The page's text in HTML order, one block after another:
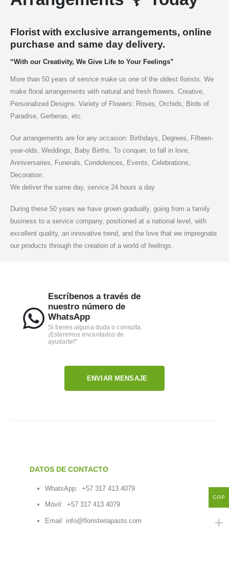
Florist with exclusive arrangements, online
purchase and same day delivery.
“With our Creativity, We Give Life to Your Feelings”
More than 50 years of service make us one of the oldest florists. We
make floral arrangements with natural and fresh flowers. Creative,
Personalized Designs. Variety of Flowers: Roses, Orchids, Birds of
Paradise, Gerberas, etc.
Our arrangements are for any occasion: Birthdays, Degrees, Fifteen-
year-olds, Weddings, Baby Births, To conquer, to fall in love,
Anniversaries, Funerals, Condolences, Events, Celebrations,
Decoration.
We deliver the same day, service 24 hours a day
During these 50 years we have grown gradually, going from a family
business to a service company, positioned at a national level, with
excellent quality, an innovative trend, and the love that we impregnate
our products through the creation of a world of feelings.
Escríbenos a través de
nuestro número de
WhatsApp
Si tienes alguna duda o consulta.
¡Estaremos encantados de
ayudarte!"
ENVIAR MENSAJE
DATOS DE CONTACTO
WhatsApp: +57 317 413 4079
Móvil: +57 317 413 4079
Email: info@floristeriapasto.com
COP